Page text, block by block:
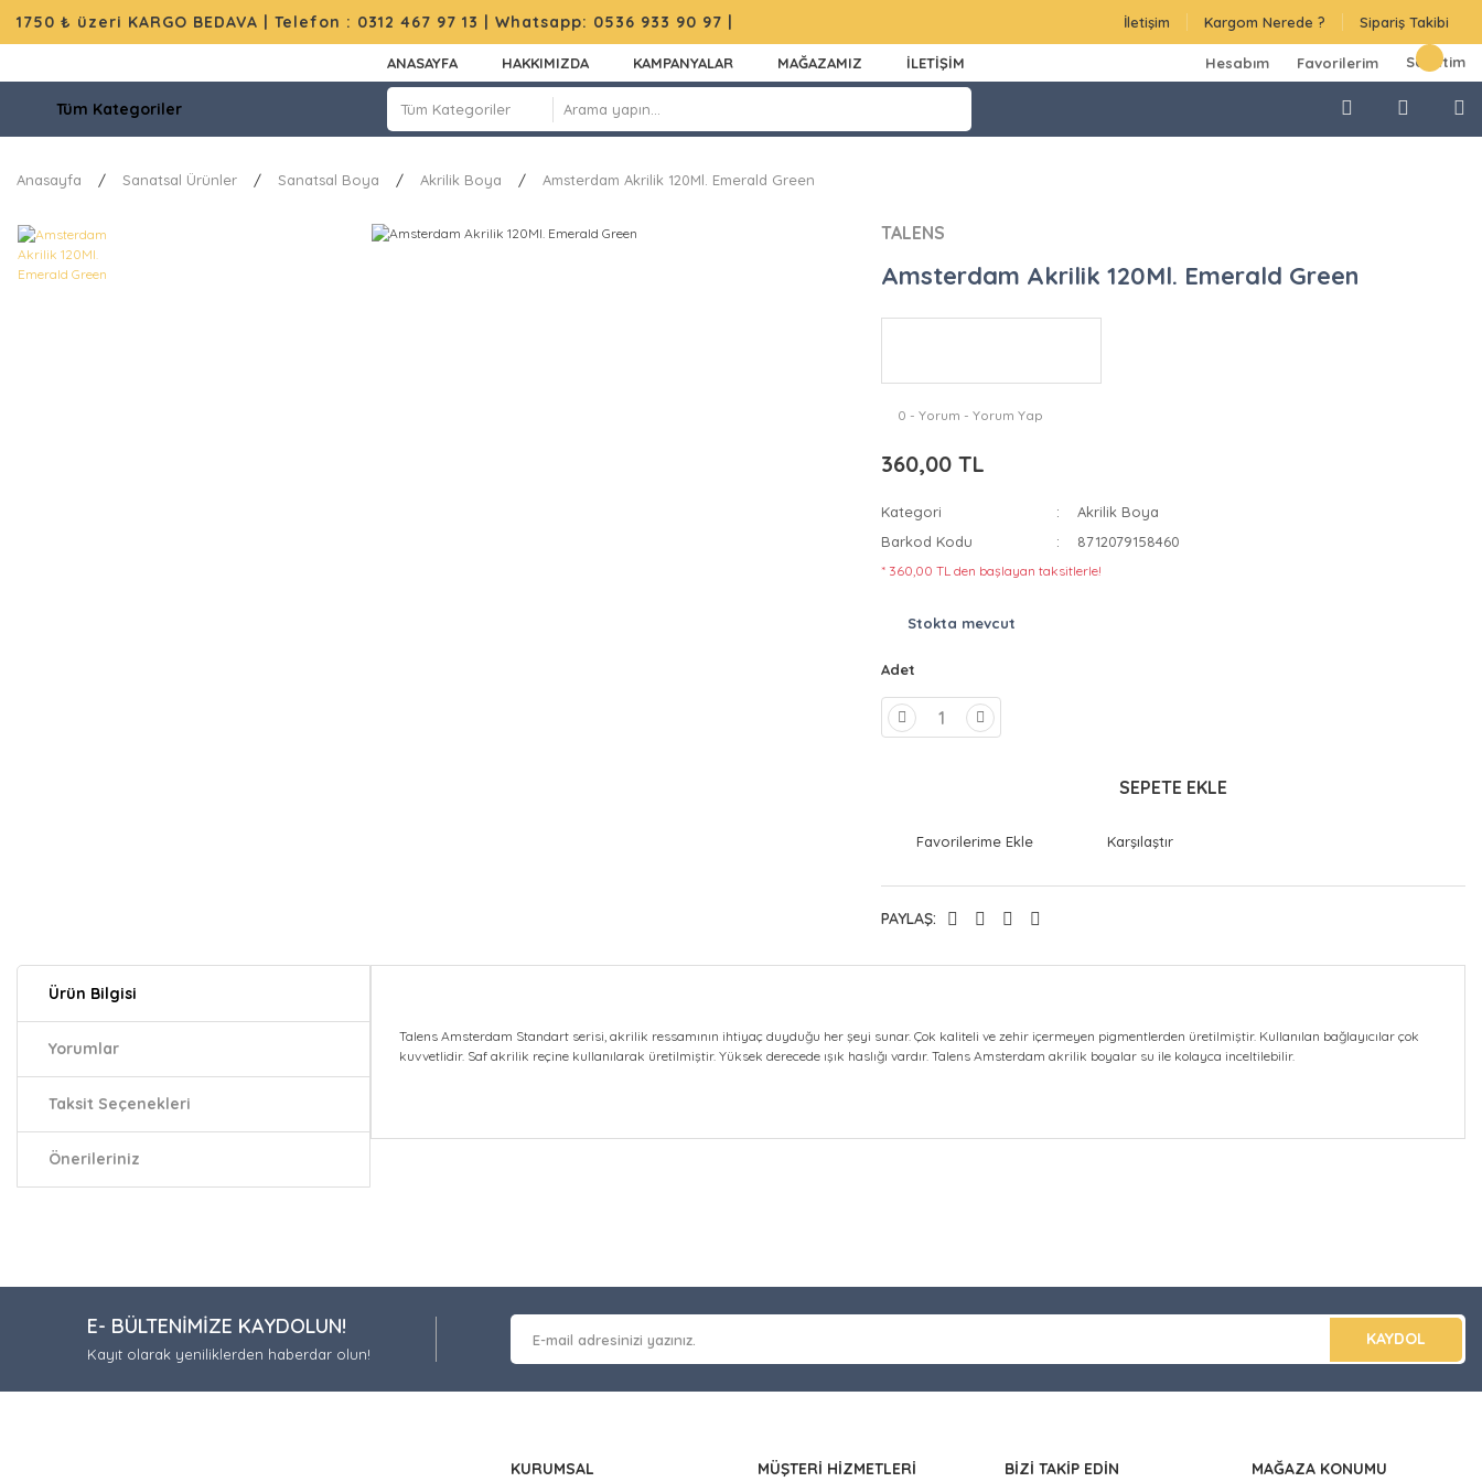
1750 ₺ üzeri KARGO BEDAVA | Telefon : 0312 467 97 13 | Whatsapp: 0536 933 90 97 | İletişim Kargom Nerede ? Sipariş Takibi
ANASAYFA HAKKIMIZDA KAMPANYALAR MAĞAZAMIZ İLETİŞİM Hesabım Favorilerim Sepetim
Tüm Kategoriler
Anasayfa Sanatsal Ürünler Sanatsal Boya Akrilik Boya Amsterdam Akrilik 120Ml. Emerald Green
TALENS
Amsterdam Akrilik 120Ml. Emerald Green
0 - Yorum - Yorum Yap
360,00 TL
Kategori
Akrilik Boya
Barkod Kodu
8712079158460
* 360,00 TL den başlayan taksitlerle!
Stokta mevcut
Adet
SEPETE EKLE
Karşılaştır
PAYLAŞ:
Ürün Bilgisi
Yorumlar
Taksit Seçenekleri
Önerileriniz
Talens Amsterdam Standart serisi, akrilik ressamının ihtiyaç duyduğu her şeyi sunar. Çok kaliteli ve zehir içermeyen pigmentlerden üretilmiştir. Kullanılan bağlayıcılar çok
kuvvetlidir. Saf akrilik reçine kullanılarak üretilmiştir. Yüksek derecede ışık haslığı vardır. Talens Amsterdam akrilik boyalar su ile kolayca inceltilebilir.
Ürün bilgilerinde hatalar bulunuyor.
Ürün fiyatı diğer sitelerden daha pahalı.
E- BÜLTENİMİZE KAYDOLUN!
Kayıt olarak yeniliklerden haberdar olun!
KAYDOL
KURUMSAL MÜŞTERİ HİZMETLERİ BİZİ TAKİP EDİN MAĞAZA KONUMU